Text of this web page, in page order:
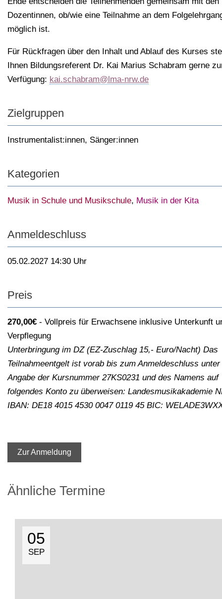
Dozentinnen, ob/wie eine Teilnahme an dem
möglich ist.
Für Rückfragen über den Inhalt und Ablauf des Kurses
Ihnen Bildungsreferent Dr. Kai Marius Schabram gerne
Verfügung: kai.schabram@lma-nrw.de
Zielgruppen
Instrumentalist:innen, Sänger:innen
Kategorien
Musik in Schule und Musikschule, Musik in der Kita
Anmeldeschluss
05.02.2027 14:30 Uhr
Preis
270,00€
Vollpreis für Erwachsene inklusive Unterkunft
Verpflegung
Unterbringung im DZ (EZ-Zuschlag 15,- Euro/Nacht) Das
Teilnahmeentgelt ist vorab bis zum Anmeldeschluss unter
Angabe der Kursnummer 27KS0231 und des Namens auf
folgendes Konto zu überweisen: Landesmusikakademie
IBAN: DE18 4015 4530 0047 0119 45 BIC:
Zur Anmeldung
Ähnliche Termine
05
SEP